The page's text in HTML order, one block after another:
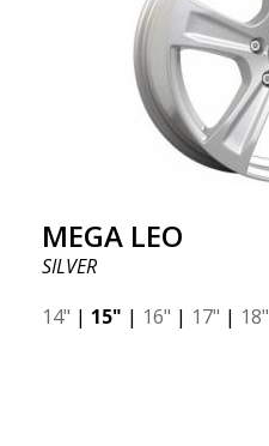
MEGA LEO
SILVER
14" | 15" | 16" | 17" | 18"